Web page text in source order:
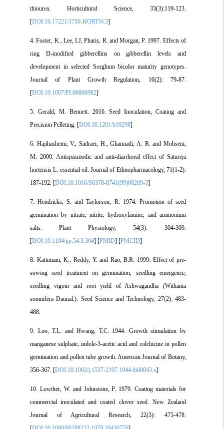
thiourea. Horticultural Science, 33(3):119-123.
[DOI:10.17221/3750-HORTSCI
4. Foster, K., Lee, I.J, Pharis, R. and Morgan, P. 1997. Effects of
ring D-modified gibberellins on gibberellin levels and
development in selected Sorghum bicolor maturity genotypes.
Journal of Plant Growth Regulation, 16(2): 79-87.
[DOI:10.1007/PL00006982
5. Gerald, M. Bennett. 2016. Seed Inoculation, Coating and
Precision Pelleting. [DOI:10.1201/b19298
6. Hajihashemi, V., Sadraei, H., Ghannadi, A. R. and Mohseni,
M. 2000. Antispasmodic and anti-diarrhoeal effect of Satureja
hortensis L. essential oil. Journal of Ethnopharmacology, 71(1-2):
187-192. [DOI:10.1016/S0378-8741(99)00209-3
7. Hendricks, S. and Taylorson, R. 1974. Promotion of seed
germination by nitrate, nitrite, hydroxylamine, and ammonium
salts. Plant Physiology, 54(3): 304-309.
[DOI:10.1104/pp.54.3.304] [PMID] [PMCID
8. Kattimani, K., Reddy, Y. and Rao, B.R. 1999. Effect of pre-
sowing seed treatment on germination, seedling emergence,
seedling vigour and root yield of Ashwagandha (Withania
somnifera Daunal.). Seed Science and Technology, 27(2): 483-
488.
9. Loo, T.L. and Hwang, T.C. 1944. Growth stimulation by
manganese sulphate, indole-3-acetic acid and colchicine in pollen
germination and pollen tube growth. American Journal of Botany,
356-367. [DOI:10.1002/j.1537-2197.1944.tb08043.x
10. Lowther, W. and Johnstone, P. 1979. Coating materials for
commercial inoculated and coated clover seed. New Zealand
Journal of Agricultural Research, 22(3): 475-478.